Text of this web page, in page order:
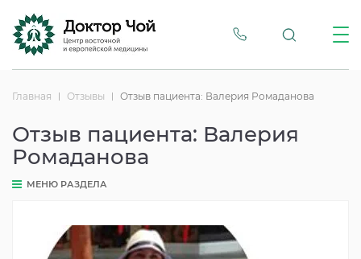
Главная Отзывы Отзыв пациента: Валерия Ромаданова
Отзыв пациента: Валерия
Ромаданова
МЕНЮ РАЗДЕЛА